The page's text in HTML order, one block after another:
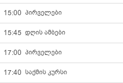
15:00 პირველები
15:45 დღის ამბები
17:00 პირველები
17:40 საქმის კურსი
კავკასია
Palitranews
02 აგვისტო - კვირა